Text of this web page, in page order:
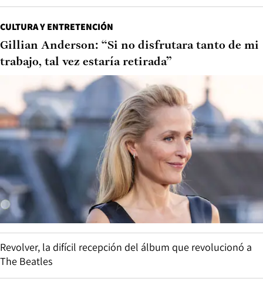
CULTURA Y ENTRETENCIÓN
Gillian Anderson: “Si no disfrutara tanto de mi
trabajo, tal vez estaría retirada”
Revolver, la difícil recepción del álbum que revolucionó a
The Beatles